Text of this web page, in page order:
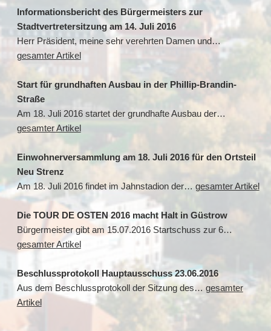
Informationsbericht des Bürgermeisters zur
Stadtvertretersitzung am 14. Juli 2016
Herr Präsident, meine sehr verehrten Damen und…
gesamter Artikel
Start für grundhaften Ausbau in der Phillip-Brandin-
Straße
Am 18. Juli 2016 startet der grundhafte Ausbau der…
gesamter Artikel
Einwohnerversammlung am 18. Juli 2016 für den Ortsteil
Neu Strenz
Am 18. Juli 2016 findet im Jahnstadion der… gesamter Artikel
Die TOUR DE OSTEN 2016 macht Halt in Güstrow
Bürgermeister gibt am 15.07.2016 Startschuss zur 6…
gesamter Artikel
Beschlussprotokoll Hauptausschuss 23.06.2016
Aus dem Beschlussprotokoll der Sitzung des… gesamter
Artikel